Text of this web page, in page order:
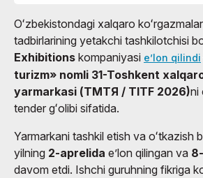
Oʻzbekistondagi xalqaro
tadbirlarining yetakchi tashkilotchisi
Exhibitions kompaniyasi eʼlon qilindi
turizm» nomli 31-Toshkent
yarmarkasi (ТМТЯ / TITF 2026)ni
tender gʻolibi sifatida.
Yarmarkani tashkil etish va oʻtkazish
yilning 2-aprelida eʼlon qilingan va
davom etdi. Ishchi guruhning fikriga